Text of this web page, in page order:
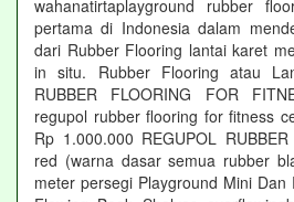
wahanatirtaplayground rubber
pertama di Indonesia dalam
dari Rubber Flooring lantai karet
in situ. Rubber Flooring atau
RUBBER FLOORING FOR
regupol rubber flooring for fitness
Rp 1.000.000 REGUPOL
red (warna dasar semua rubber
meter persegi Playground Mini